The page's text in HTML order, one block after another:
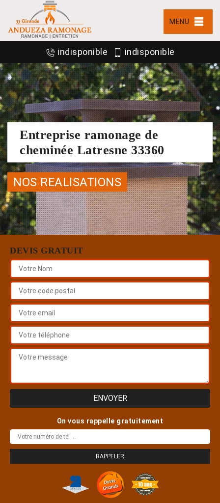
MENU
indisponible indisponible
Entreprise ramonage de
cheminée Latresne 33360
NOS REALISATIONS
DEVIS GRATUIT
On vous rappelle gratuitement